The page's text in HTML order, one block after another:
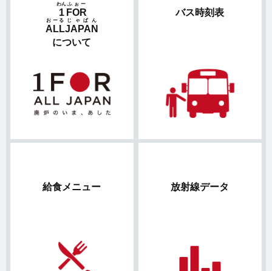
1
わん
FOR
ふぉー
ALL
おーる
JAPAN
じゃぱん
について
バス時刻表
給食メニュー 放射線データ